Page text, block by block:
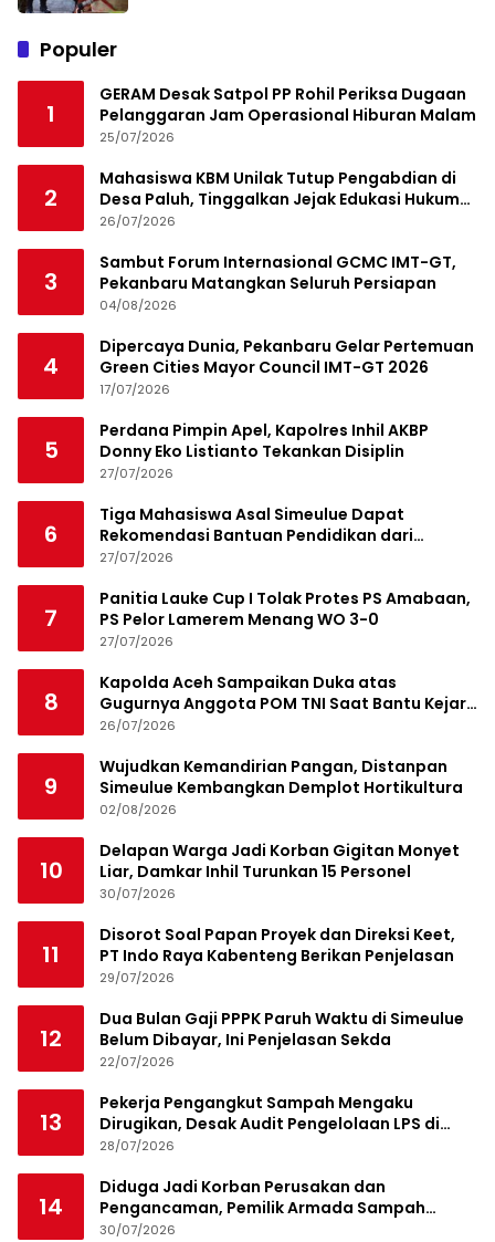
Populer
1
GERAM Desak Satpol PP Rohil Periksa Dugaan
Pelanggaran Jam Operasional Hiburan Malam
25/07/2026
2
Mahasiswa KBM Unilak Tutup Pengabdian di
Desa Paluh, Tinggalkan Jejak Edukasi Hukum
dan Aksi Sosial
26/07/2026
3
Sambut Forum Internasional GCMC IMT-GT,
Pekanbaru Matangkan Seluruh Persiapan
04/08/2026
4
Dipercaya Dunia, Pekanbaru Gelar Pertemuan
Green Cities Mayor Council IMT-GT 2026
17/07/2026
5
Perdana Pimpin Apel, Kapolres Inhil AKBP
Donny Eko Listianto Tekankan Disiplin
27/07/2026
6
Tiga Mahasiswa Asal Simeulue Dapat
Rekomendasi Bantuan Pendidikan dari
Jamaluddin Idham
27/07/2026
7
Panitia Lauke Cup I Tolak Protes PS Amabaan,
PS Pelor Lamerem Menang WO 3-0
27/07/2026
8
Kapolda Aceh Sampaikan Duka atas
Gugurnya Anggota POM TNI Saat Bantu Kejar
Bandar Narkoba
26/07/2026
9
Wujudkan Kemandirian Pangan, Distanpan
Simeulue Kembangkan Demplot Hortikultura
02/08/2026
10
Delapan Warga Jadi Korban Gigitan Monyet
Liar, Damkar Inhil Turunkan 15 Personel
30/07/2026
11
Disorot Soal Papan Proyek dan Direksi Keet,
PT Indo Raya Kabenteng Berikan Penjelasan
29/07/2026
12
Dua Bulan Gaji PPPK Paruh Waktu di Simeulue
Belum Dibayar, Ini Penjelasan Sekda
22/07/2026
13
Pekerja Pengangkut Sampah Mengaku
Dirugikan, Desak Audit Pengelolaan LPS di
Pekanbaru
28/07/2026
14
Diduga Jadi Korban Perusakan dan
Pengancaman, Pemilik Armada Sampah
Siapkan Laporan Polisi
30/07/2026